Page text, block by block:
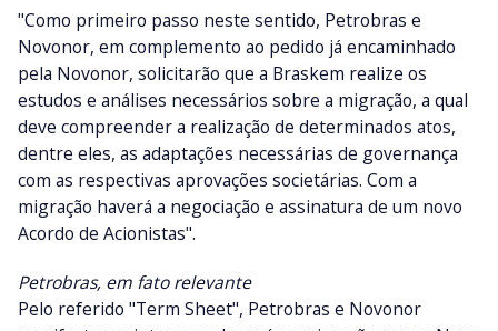
"Como primeiro passo neste sentido, Petrobras e
Novonor, em complemento ao pedido já encaminhado
pela Novonor, solicitarão que a Braskem realize os
estudos e análises necessários sobre a migração, a qual
deve compreender a realização de determinados atos,
dentre eles, as adaptações necessárias de governança
com as respectivas aprovações societárias. Com a
migração haverá a negociação e assinatura de um novo
Acordo de Acionistas".
Petrobras, em fato relevante
Pelo referido "Term Sheet", Petrobras e Novonor